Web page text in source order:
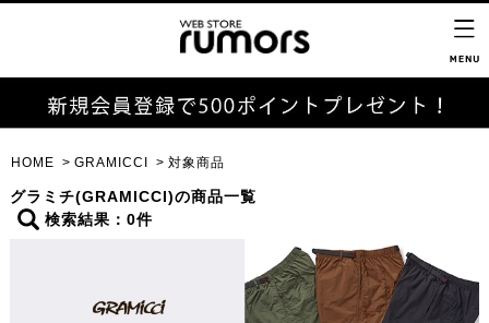
HOME GRAMICCI 対象商品
グラミチ(GRAMICCI)の商品一覧
検索結果：0件